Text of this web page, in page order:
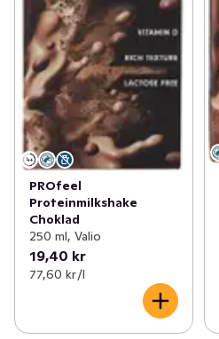
PROfeel
Proteinmilkshake
Choklad
250 ml, Valio
19,40 kr
77,60 kr /l